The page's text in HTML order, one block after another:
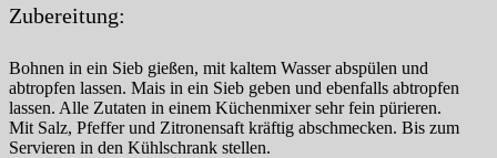
Zubereitung:
Bohnen in ein Sieb gießen, mit kaltem Wasser abspülen und
abtropfen lassen. Mais in ein Sieb geben und ebenfalls abtropfen
lassen. Alle Zutaten in einem Küchenmixer sehr fein pürieren.
Mit Salz, Pfeffer und Zitronensaft kräftig abschmecken. Bis zum
Servieren in den Kühlschrank stellen.